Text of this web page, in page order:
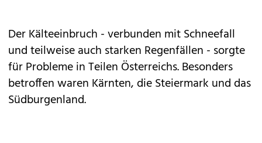
Der Kälteeinbruch - verbunden mit Schneefall
und teilweise auch starken Regenfällen - sorgte
für Probleme in Teilen Österreichs. Besonders
betroffen waren Kärnten, die Steiermark und das
Südburgenland.